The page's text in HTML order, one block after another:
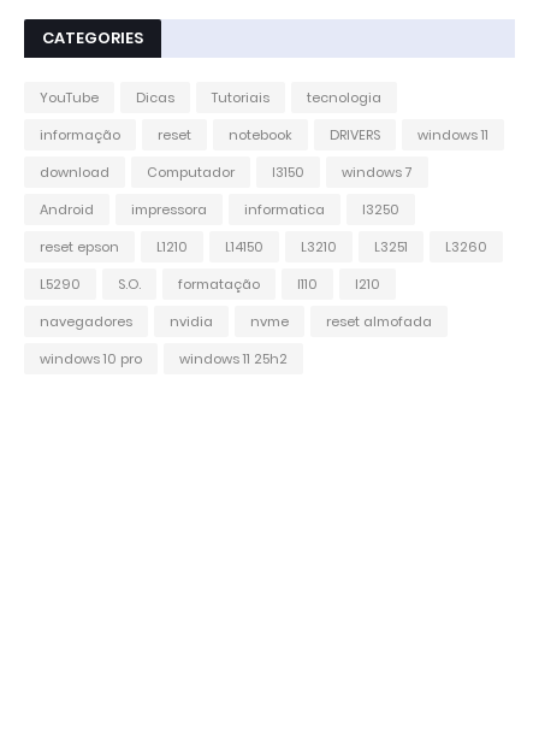
CATEGORIES
YouTube Dicas Tutoriais
tecnologia
informação
reset notebook DRIVERS
windows 11
download
Computador l3150
windows 7
Android
impressora informatica
l3250
reset epson
L1210 L14150 L3210 L3251
L3260
L5290
S.O. formatação l110
l210
navegadores
nvidia nvme
reset almofada
windows 10 pro
windows 11 25h2